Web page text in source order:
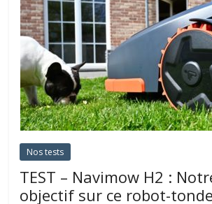
Nos tests
TEST – Navimow H2 :
objectif sur ce robot-